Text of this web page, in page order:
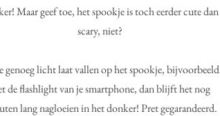
Maar geef toe, het spookje is toch eerder cute dan
scary, niet?
genoeg licht laat vallen op het spookje, bijvoorbeeld
de flashlight van je smartphone, dan blijft het nog
lang nagloeien in het donker! Pret gegarandeerd.